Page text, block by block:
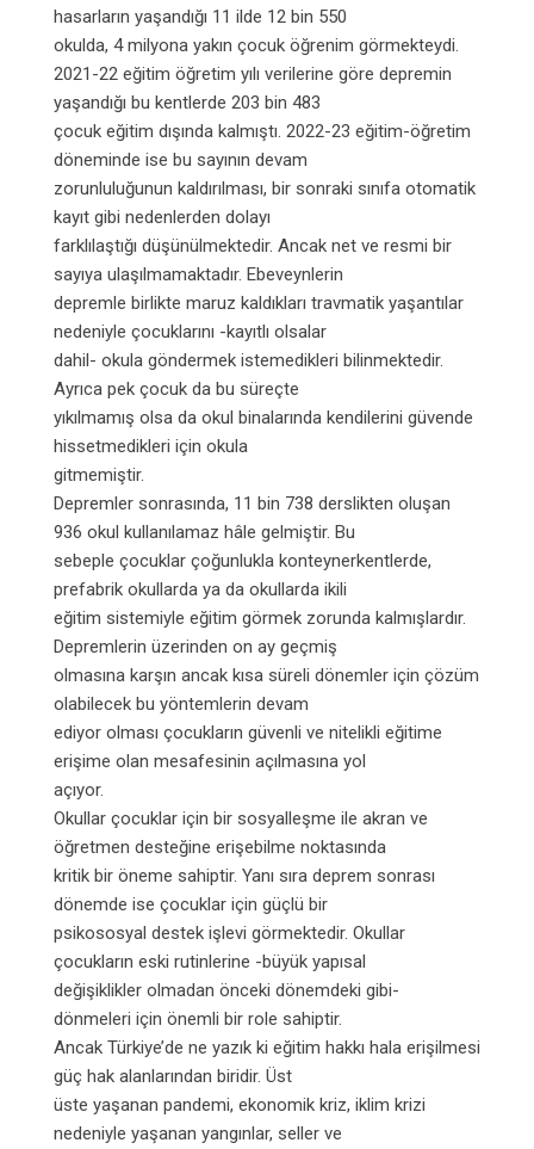
hasarların yaşandığı 11 ilde 12 bin 550
okulda, 4 milyona yakın çocuk öğrenim görmekteydi.
2021-22 eğitim öğretim yılı verilerine göre depremin
yaşandığı bu kentlerde 203 bin 483
çocuk eğitim dışında kalmıştı. 2022-23 eğitim-öğretim
döneminde ise bu sayının devam
zorunluluğunun kaldırılması, bir sonraki sınıfa otomatik
kayıt gibi nedenlerden dolayı
farklılaştığı düşünülmektedir. Ancak net ve resmi bir
sayıya ulaşılmamaktadır. Ebeveynlerin
depremle birlikte maruz kaldıkları travmatik yaşantılar
nedeniyle çocuklarını -kayıtlı olsalar
dahil- okula göndermek istemedikleri bilinmektedir.
Ayrıca pek çocuk da bu süreçte
yıkılmamış olsa da okul binalarında kendilerini güvende
hissetmedikleri için okula
gitmemiştir.
Depremler sonrasında, 11 bin 738 derslikten oluşan
936 okul kullanılamaz hâle gelmiştir. Bu
sebeple çocuklar çoğunlukla konteynerkentlerde,
prefabrik okullarda ya da okullarda ikili
eğitim sistemiyle eğitim görmek zorunda kalmışlardır.
Depremlerin üzerinden on ay geçmiş
olmasına karşın ancak kısa süreli dönemler için çözüm
olabilecek bu yöntemlerin devam
ediyor olması çocukların güvenli ve nitelikli eğitime
erişime olan mesafesinin açılmasına yol
açıyor.
Okullar çocuklar için bir sosyalleşme ile akran ve
öğretmen desteğine erişebilme noktasında
kritik bir öneme sahiptir. Yanı sıra deprem sonrası
dönemde ise çocuklar için güçlü bir
psikososyal destek işlevi görmektedir. Okullar
çocukların eski rutinlerine -büyük yapısal
değişiklikler olmadan önceki dönemdeki gibi-
dönmeleri için önemli bir role sahiptir.
Ancak Türkiye’de ne yazık ki eğitim hakkı hala erişilmesi
güç hak alanlarından biridir. Üst
üste yaşanan pandemi, ekonomik kriz, iklim krizi
nedeniyle yaşanan yangınlar, seller ve